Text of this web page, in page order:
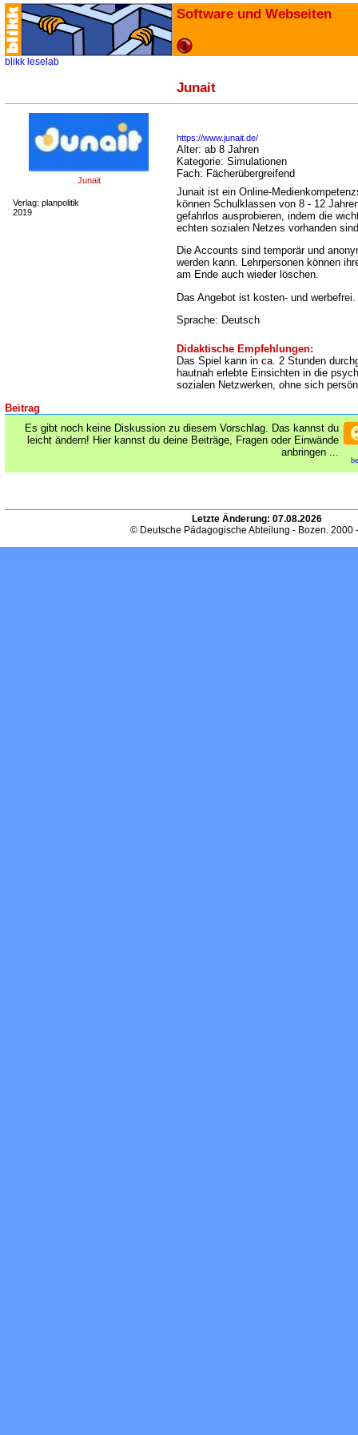
Software und Webseiten
blikk leselab
Junait
Junait
Verlag: planpolitik
2019
https://www.junait.de/
Alter: ab 8 Jahren
Kategorie: Simulationen
Fach: Fächerübergreifend
Junait ist ein Online-
können Schulklassen von 8 - 12
gefahrlos ausprobieren, indem die
echten sozialen Netzes vorhanden
Die Accounts sind temporär und
werden kann. Lehrpersonen können
am Ende auch wieder löschen.
Das Angebot ist kosten- und werbefrei.
Sprache: Deutsch
Didaktische Empfehlungen:
Das Spiel kann in ca. 2 Stunden
hautnah erlebte Einsichten in die
sozialen Netzwerken, ohne sich
Beitrag
Es gibt noch keine Diskussion zu diesem Vorschlag. Das kannst du
leicht ändern! Hier kannst du deine Beiträge, Fragen oder Einwände
anbringen ...
Letzte Änderung: 07.08.2026
© Deutsche Pädagogische Abteilung - Bozen. 2000